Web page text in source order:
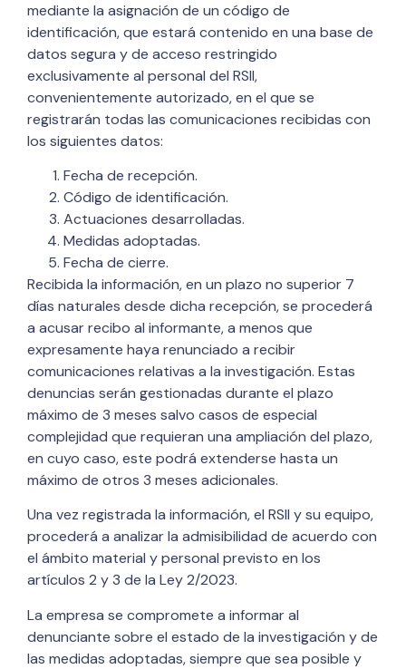
mediante la asignación de un código de
identificación, que estará contenido en una base de
datos segura y de acceso restringido
exclusivamente al personal del RSII,
convenientemente autorizado, en el que se
registrarán todas las comunicaciones recibidas con
los siguientes datos:
Fecha de recepción.
Código de identificación.
Actuaciones desarrolladas.
Medidas adoptadas.
Fecha de cierre.
Recibida la información, en un plazo no superior 7
días naturales desde dicha recepción, se procederá
a acusar recibo al informante, a menos que
expresamente haya renunciado a recibir
comunicaciones relativas a la investigación. Estas
denuncias serán gestionadas durante el plazo
máximo de 3 meses salvo casos de especial
complejidad que requieran una ampliación del plazo,
en cuyo caso, este podrá extenderse hasta un
máximo de otros 3 meses adicionales.
Una vez registrada la información, el RSII y su equipo,
procederá a analizar la admisibilidad de acuerdo con
el ámbito material y personal previsto en los
artículos 2 y 3 de la Ley 2/2023.
La empresa se compromete a informar al
denunciante sobre el estado de la investigación y de
las medidas adoptadas, siempre que sea posible y